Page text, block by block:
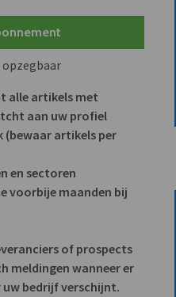
opzegbaar
alle artikels met
aan uw profiel
(bewaar artikels per
en sectoren
voorbije maanden bij
of prospects
meldingen wanneer er
uw bedrijf verschijnt.